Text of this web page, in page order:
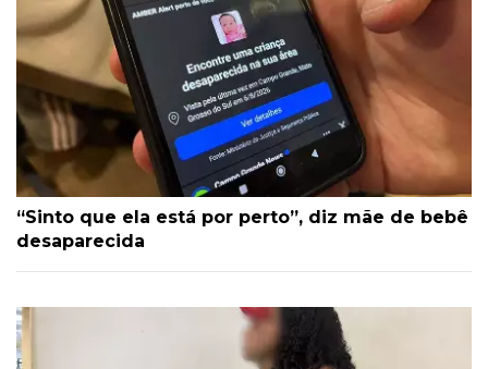
“Sinto que ela está por perto”, diz mãe de bebê
desaparecida